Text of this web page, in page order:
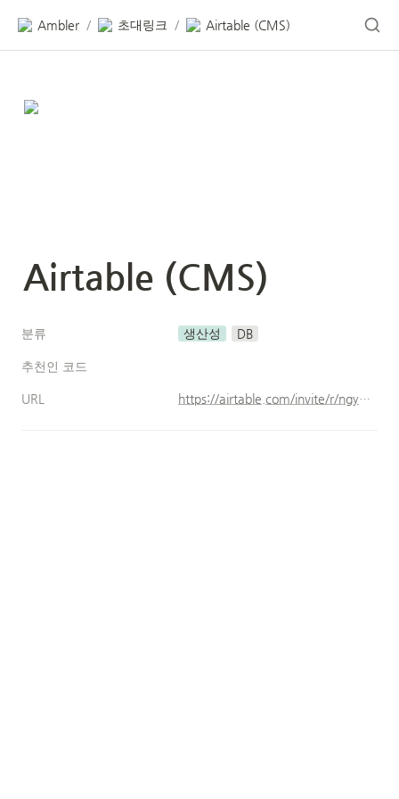
Ambler / 초대링크 / Airtable (CMS)
Airtable (CMS)
분류 생산성 DB
추천인 코드
URL https://airtable.com/invite/r/ngy1t9eB